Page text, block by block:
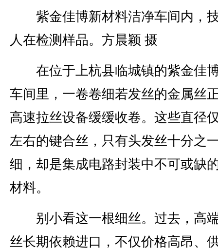
紫金佳博新材料洁净车间内，
人在检测样品。方晨颖 摄
在位于上杭县临城镇的紫金佳
车间里，一卷卷细若发丝的金属丝
高速拉丝设备缓缓收卷。这些直径
左右的键合丝，只有头发丝十分之
细，却是集成电路封装中不可或缺
材料。
别小看这一根细丝。过去，高
丝长期依赖进口，不仅价格高昂、